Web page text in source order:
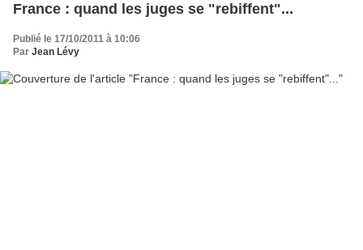
France : quand les juges se "rebiffent"...
Publié le 17/10/2011 à 10:06
Par Jean Lévy